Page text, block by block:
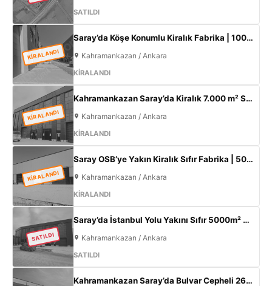
SATILDI
KİRALANDI
Saray’da Köşe Konumlu Kiralık Fabrika | 1000 m² Kapalı Alan | 3 Kat Ofis | 100 kW
Kahramankazan / Ankara
KİRALANDI
KİRALANDI
Kahramankazan Saray’da Kiralık 7.000 m² Sıfır Fabrika | 2.000 m² Açık Alan | 300 KW
Kahramankazan / Ankara
KİRALANDI
KİRALANDI
Saray OSB’ye Yakın Kiralık Sıfır Fabrika | 500 m² Kapalı Alan | 60 kW Elektrik | Müstakil
Kahramankazan / Ankara
KİRALANDI
SATILDI
Saray’da İstanbul Yolu Yakını Sıfır 5000m² Fabrika | 300KW & 800m² Ofis
Kahramankazan / Ankara
SATILDI
Kahramankazan Saray’da Bulvar Cepheli 2600 m² Kiralık Fabrika | 400 KW Enerji | Ofisli Üretim Tesisi